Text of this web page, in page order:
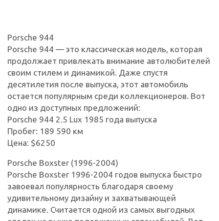
Porsche 944
Porsche 944 — это классическая модель, которая
продолжает привлекать внимание автолюбителей
своим стилем и динамикой. Даже спустя
десятилетия после выпуска, этот автомобиль
остается популярным среди коллекционеров. Вот
одно из доступных предложений:
Porsche 944 2.5 Lux 1985 года выпуска
Пробег: 189 590 км
Цена: $6250
Porsche Boxster (1996-2004)
Porsche Boxster 1996-2004 годов выпуска быстро
завоевал популярность благодаря своему
удивительному дизайну и захватывающей
динамике. Считается одной из самых выгодных